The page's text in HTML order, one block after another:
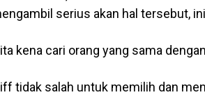
serius akan hal tersebut,
kena cari orang yang sama
tidak salah untuk memilih dan